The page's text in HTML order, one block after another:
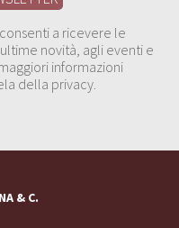
a ricevere le
novità, agli eventi e
informazioni
della privacy.
& C.